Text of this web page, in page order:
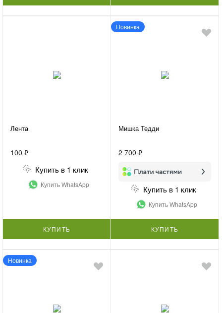
Лента
100 ₽
Купить в 1 клик
Купить WhatsApp
КУПИТЬ
Новинка
Мишка Тедди
2 700 ₽
Купить в 1 клик
Купить WhatsApp
КУПИТЬ
Новинка